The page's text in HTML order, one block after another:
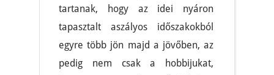
tartanak, hogy az idei nyáron
tapasztalt aszályos időszakokból
egyre több jön majd a jövőben, az
pedig nem csak a hobbijukat,